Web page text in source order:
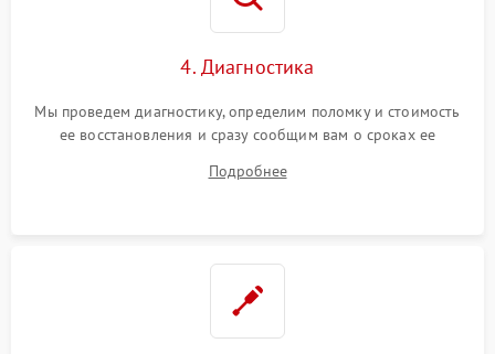
4. Диагностика
Мы проведем диагностику, определим поломку и стоимость
ее восстановления и сразу сообщим вам о сроках ее
Подробнее